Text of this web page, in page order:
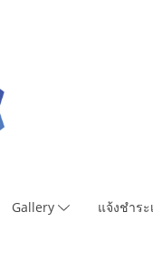
Gallery แจ้งชำระ